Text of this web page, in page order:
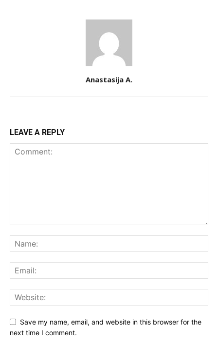
Anastasija A.
LEAVE A REPLY
Save my name, email, and website in this browser for the
next time I comment.